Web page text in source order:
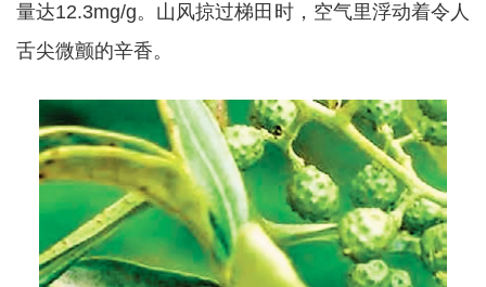
量达12.3mg/g。山风掠过梯田时，空气里浮动着令人
舌尖微颤的辛香。